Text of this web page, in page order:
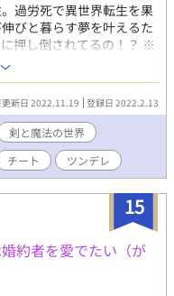
過労死で異世界転生を果
びと暮らす夢を叶えるた
押し倒されてるの！？ ※
※処女作ですのでご容赦
ンは☆マークつけます。
新日 2022.11.19 登録日 2022.2.13
剣と魔法の世界
チート ツンデレ
15
約者を愛でたい（が